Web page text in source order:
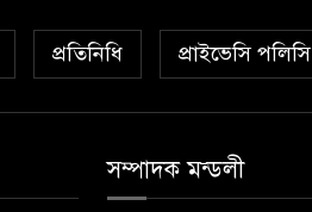
প্রতিনিধি প্রাইভেসি পলিসি
সম্পাদক মন্ডলী